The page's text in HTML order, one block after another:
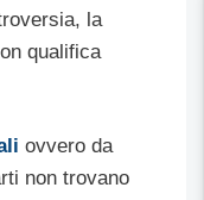
la
qualifica
ovvero da
non trovano